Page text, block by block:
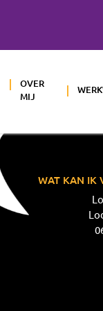
OVER
MIJ
WAT KAN IK